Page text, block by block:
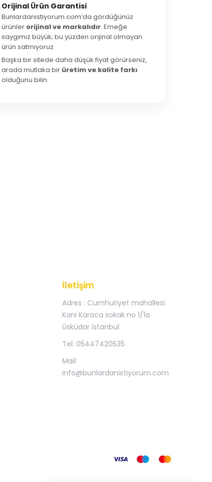
Orijinal Ürün Garantisi
Bunlardanistiyorum.com’da gördüğünüz
ürünler orijinal ve markalıdır. Emeğe
saygımız büyük; bu yüzden orijinal olmayan
ürün satmıyoruz.
Başka bir sitede daha düşük fiyat görürseniz,
arada mutlaka bir üretim ve kalite farkı
olduğunu bilin.
İletişim
Adres : Cumhuriyet mahallesi
Kani Karaca sokak no 1/1a
Üsküdar istanbul
Tel: 05447420535
Mail:
info@bunlardanistiyorum.com